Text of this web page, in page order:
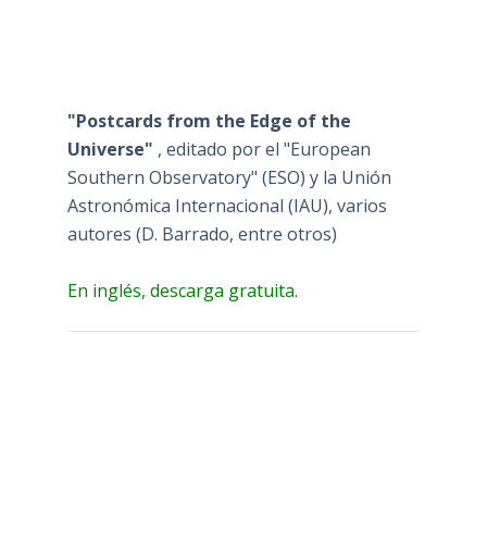
"Postcards from the Edge of the
Universe" , editado por el "European
Southern Observatory" (ESO) y la Unión
Astronómica Internacional (IAU), varios
autores (D. Barrado, entre otros)
En inglés, descarga gratuita.